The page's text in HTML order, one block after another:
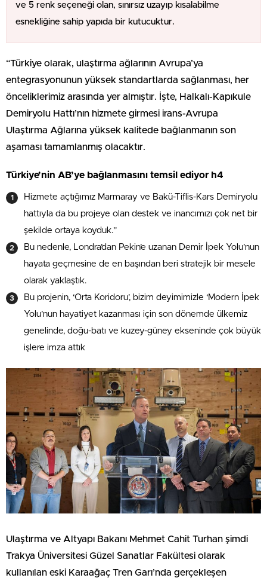
ve 5 renk seçeneği olan, sınırsız uzayıp kısalabilme
esnekliğine sahip yapıda bir kutucuktur.
“Türkiye olarak, ulaştırma ağlarının Avrupa’ya
entegrasyonunun yüksek standartlarda sağlanması, her
önceliklerimiz arasında yer almıştır. İşte, Halkalı-Kapıkule
Demiryolu Hattı’nın hizmete girmesi irans-Avrupa
Ulaştırma Ağlarına yüksek kalitede bağlanmanın son
aşaması tamamlanmış olacaktır.
Türkiye’nin AB’ye bağlanmasını temsil ediyor h4
Hizmete açtığımız Marmaray ve Bakü-Tiflis-Kars Demiryolu
hattıyla da bu projeye olan destek ve inancımızı çok net bir
şekilde ortaya koyduk.”
Bu nedenle, Londra’dan Pekin’e uzanan Demir İpek Yolu’nun
hayata geçmesine de en başından beri stratejik bir mesele
olarak yaklaştık.
Bu projenin, ‘Orta Koridoru’, bizim deyimimizle ‘Modern İpek
Yolu’nun hayatiyet kazanması için son dönemde ülkemiz
genelinde, doğu-batı ve kuzey-güney ekseninde çok büyük
işlere imza attık
Ulaştırma ve Altyapı Bakanı Mehmet Cahit Turhan şimdi
Trakya Üniversitesi Güzel Sanatlar Fakültesi olarak
kullanılan eski Karaağaç Tren Garı’nda gerçekleşen